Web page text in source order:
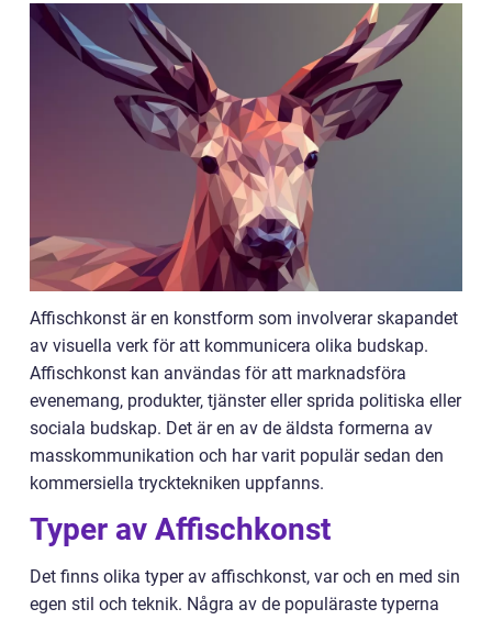
Affischkonst är en konstform som involverar skapandet
av visuella verk för att kommunicera olika budskap.
Affischkonst kan användas för att marknadsföra
evenemang, produkter, tjänster eller sprida politiska eller
sociala budskap. Det är en av de äldsta formerna av
masskommunikation och har varit populär sedan den
kommersiella trycktekniken uppfanns.
Typer av Affischkonst
Det finns olika typer av affischkonst, var och en med sin
egen stil och teknik. Några av de populäraste typerna